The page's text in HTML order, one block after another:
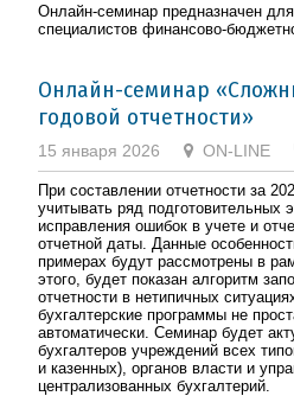
Онлайн-семинар предназначен
специалистов финансово-
Онлайн-семинар
годовой отчетности»
15 января 2026 ON-LINE
При составлении отчетности за
учитывать ряд подготовительных
исправления ошибок в учете и
отчетной даты. Данные
примерах будут рассмотрены в
этого, будет показан алгоритм
отчетности в нетипичных
бухгалтерские программы не
автоматически. Семинар будет
бухгалтеров учреждений всех
и казенных), органов власти и
централизованных бухгалтерий.